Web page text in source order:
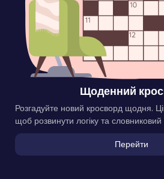
Щоденний
Розгадуйте новий кросворд щодня.
щоб розвинути логіку та словниковий
Перейти